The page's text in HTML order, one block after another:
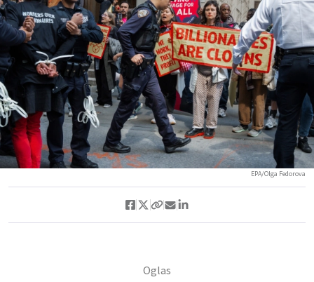
EPA/Olga Fedorova